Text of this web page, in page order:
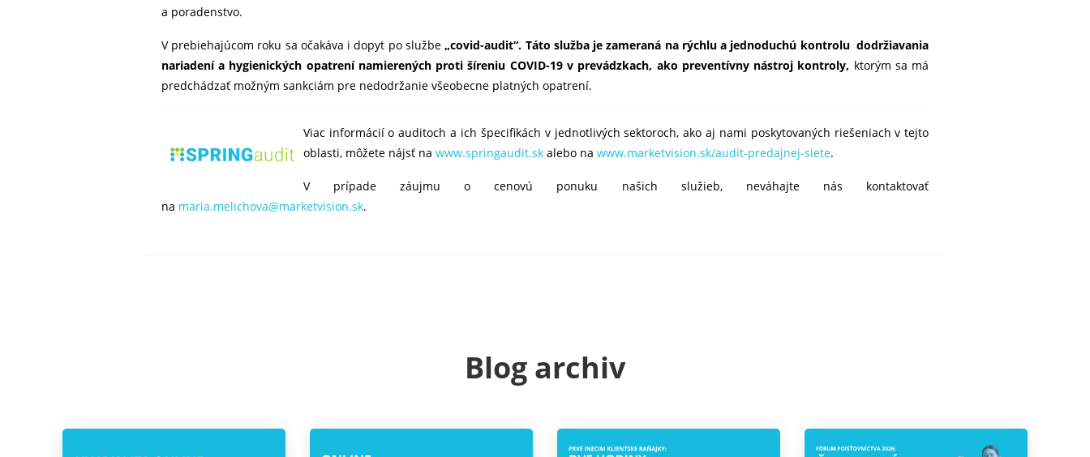
a poradenstvo.
V prebiehajúcom roku sa očakáva i dopyt po službe„covid-audit“. Táto služba je zameraná na rýchlu a jednoduchú kontrolu dodržiavania
nariadení a hygienických opatrení namierených proti šíreniu COVID-19 v prevádzkach, ako preventívny nástroj kontroly, ktorým sa má
predchádzať možným sankciám pre nedodržanie všeobecne platných opatrení.
Viac informácií o auditoch a ich špecifikách v jednotlivých sektoroch, ako aj nami poskytovaných riešeniach v tejto
oblasti, môžete nájsť na www.springaudit.skalebo na www.marketvision.sk/audit-predajnej-siete.
V prípade záujmu o cenovú ponuku našich služieb, neváhajte nás kontaktovať
na maria.melichova@marketvision.sk.
Blog archiv